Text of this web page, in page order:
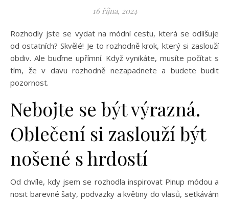
16 října, 2024
Rozhodly jste se vydat na módní cestu, která se odlišuje
od ostatních? Skvělé! Je to rozhodně krok, který si zaslouží
obdiv. Ale buďme upřímní. Když vynikáte, musíte počítat s
tím, že v davu rozhodně nezapadnete a budete budit
pozornost.
Nebojte se být výrazná.
Oblečení si zaslouží být
nošené s hrdostí
Od chvíle, kdy jsem se rozhodla inspirovat Pinup módou a
nosit barevné šaty, podvazky a květiny do vlasů, setkávám